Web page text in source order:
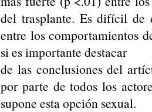
del trasplante. Es difícil de
entre los comportamientos
si es importante destacar
de las conclusiones del
por parte de todos los
supone esta opción sexual.